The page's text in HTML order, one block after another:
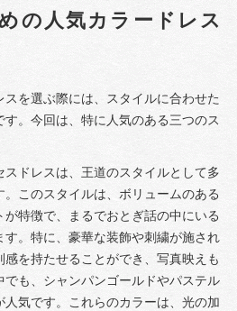
の人気カラードレス
を選ぶ際には、スタイルに合わせた
。今回は、特に人気のある三つのス
スドレスは、王道のスタイルとして多
。このスタイルは、ボリュームのある
特徴で、まるでおとぎ話の中にいる
。特に、豪華な装飾や刺繍が施され
を持たせることができ、写真映えも
も、シャンパンゴールドやパステル
人気です。これらのカラーは、光の加